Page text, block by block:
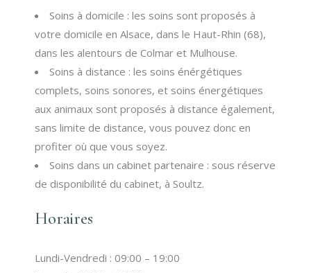
Soins à domicile : les soins sont proposés à
votre domicile en Alsace, dans le Haut-Rhin (68),
dans les alentours de Colmar et Mulhouse.
Soins à distance : les soins énérgétiques
complets, soins sonores, et soins énergétiques
aux animaux sont proposés à distance également,
sans limite de distance, vous pouvez donc en
profiter où que vous soyez.
Soins dans un cabinet partenaire : sous réserve
de disponibilité du cabinet, à Soultz.
Horaires
Lundi-Vendredi : 09:00 – 19:00